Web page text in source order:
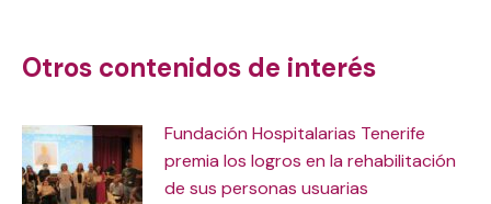
Otros contenidos de interés
Fundación Hospitalarias Tenerife
premia los logros en la rehabilitación
de sus personas usuarias